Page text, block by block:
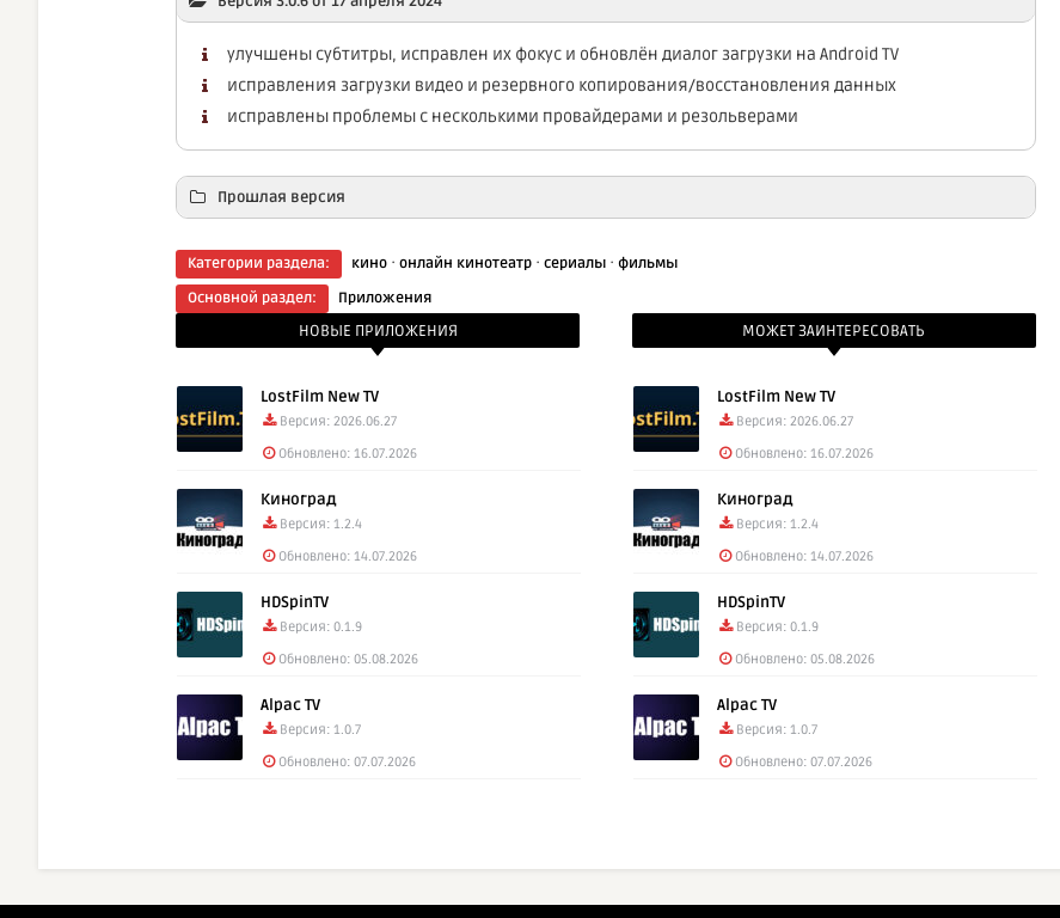
улучшены субтитры, исправлен их фокус и обновлён диалог загрузки на Android TV
исправления загрузки видео и резервного копирования/восстановления данных
исправлены проблемы с несколькими провайдерами и резольверами
Прошлая версия
Скачать: Cinemа HD 3.0.3 armeabi-v7a (49.50 Mb)
Скачать: Cinemа HD 3.0.3 arm64-v8a (50.15 Mb)
Категории раздела: кино · онлайн кинотеатр · сериалы · фильмы
Основной раздел:
Приложения
НОВЫЕ ПРИЛОЖЕНИЯ
LostFilm New TV
Версия: 2026.06.27
Обновлено: 16.07.2026
Киноград
Версия: 1.2.4
Обновлено: 14.07.2026
HDSpinTV
Версия: 0.1.9
Обновлено: 05.08.2026
Alpac TV
Версия: 1.0.7
Обновлено: 07.07.2026
МОЖЕТ ЗАИНТЕРЕСОВАТЬ
LostFilm New TV
Версия: 2026.06.27
Обновлено: 16.07.2026
Киноград
Версия: 1.2.4
Обновлено: 14.07.2026
HDSpinTV
Версия: 0.1.9
Обновлено: 05.08.2026
Alpac TV
Версия: 1.0.7
Обновлено: 07.07.2026